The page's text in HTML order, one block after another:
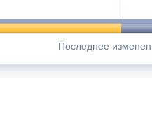
Последнее